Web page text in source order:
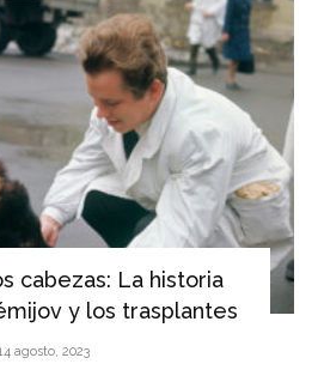
cabezas: La historia
y los trasplantes
agosto, 2023